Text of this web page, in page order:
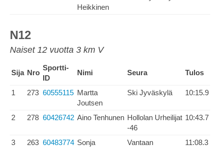
Heikkinen
N12
Naiset 12 vuotta 3 km V
Sija Nro
Sportti-
ID
Nimi Seura Tulos
1 273 60555115 Martta
Joutsen
Ski Jyväskylä 10:15.9
2 278 60426742 Aino Tenhunen Hollolan Urheilijat
-46
10:43.7
3 263 60483774 Sonja
Vantaan
11:08.3